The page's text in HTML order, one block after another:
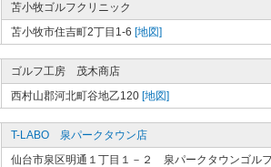
苫小牧ゴルフクリニック
苫小牧市住吉町2丁目1-6 [地図]
ゴルフ工房 茂木商店
西村山郡河北町谷地乙120 [地図]
T-LABO 泉パークタウン店
仙台市泉区明通１丁目１－２ 泉パークタウンゴル